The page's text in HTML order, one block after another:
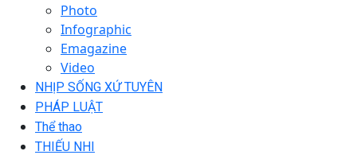
Photo
Infographic
Emagazine
Video
NHỊP SỐNG XỨ TUYÊN
PHÁP LUẬT
Thể thao
THIẾU NHI